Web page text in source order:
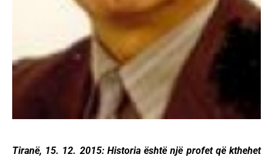
Tiranë, 15. 12. 2015: Historia është një profet që kthehet